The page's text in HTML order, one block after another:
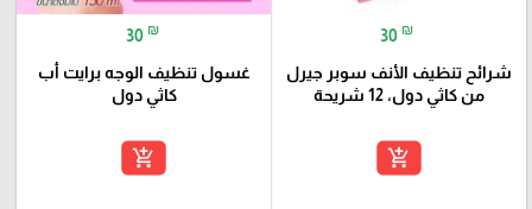
30 ₪
شرائح تنظيف الأنف سوبر جيرل
من كاثي دول، 12 شريحة
add_shopping_cart
30 ₪
غسول تنظيف الوجه برايت أب
كاثي دول
add_shopping_cart